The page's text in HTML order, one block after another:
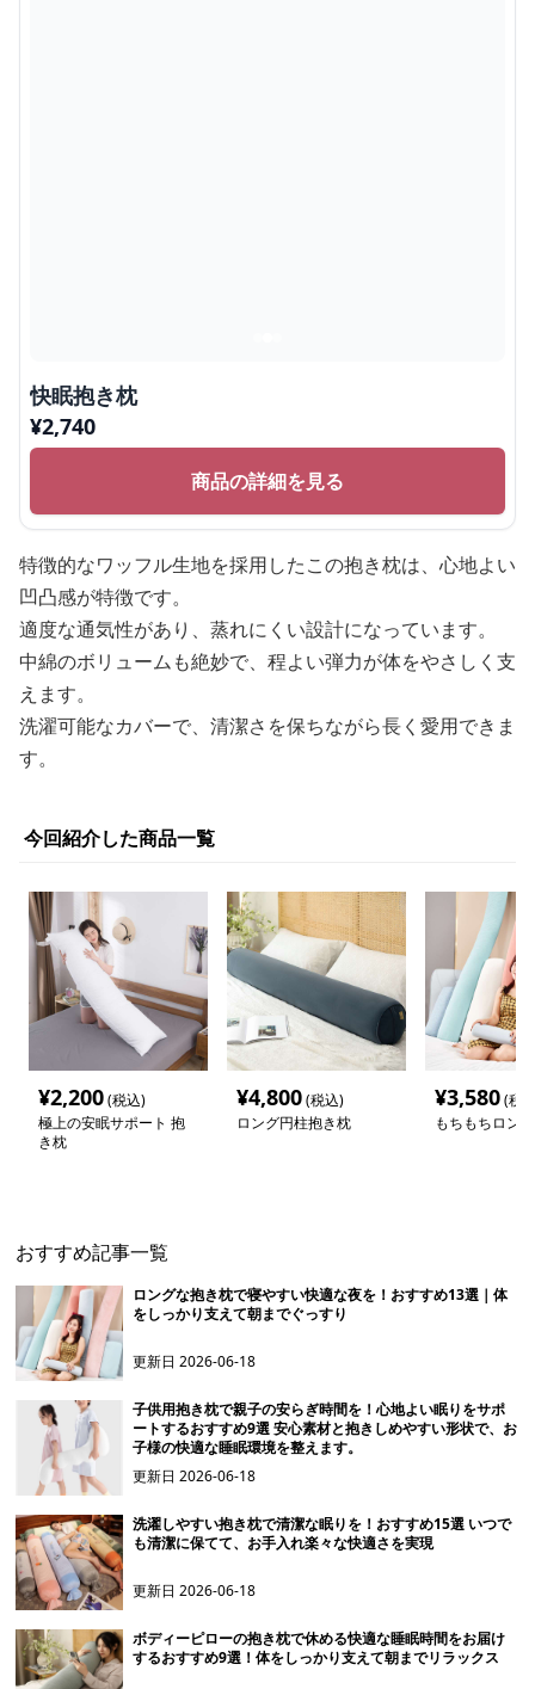
快眠抱き枕
¥2,740
商品の詳細を見る
特徴的なワッフル生地を採用したこの抱き枕は、心地よい
凹凸感が特徴です。
適度な通気性があり、蒸れにくい設計になっています。
中綿のボリュームも絶妙で、程よい弾力が体をやさしく支
えます。
洗濯可能なカバーで、清潔さを保ちながら長く愛用できま
す。
今回紹介した商品一覧
¥2,200(税込)
極上の安眠サポート 抱
き枕
¥4,800(税込)
ロング円柱抱き枕
¥3,580(税
もちもちロン
おすすめ記事一覧
ロングな抱き枕で寝やすい快適な夜を！おすすめ13選｜体
をしっかり支えて朝までぐっすり
更新日2026-06-18
子供用抱き枕で親子の安らぎ時間を！心地よい眠りをサポ
ートするおすすめ9選 安心素材と抱きしめやすい形状で、お
子様の快適な睡眠環境を整えます。
更新日2026-06-18
洗濯しやすい抱き枕で清潔な眠りを！おすすめ15選 いつで
も清潔に保てて、お手入れ楽々な快適さを実現
更新日2026-06-18
ボディーピローの抱き枕で休める快適な睡眠時間をお届け
するおすすめ9選！体をしっかり支えて朝までリラックス